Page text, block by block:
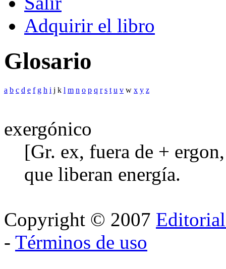
Adquirir el libro
Glosario
a b c d e f g h i j k l m n o p q r s t u v w x y z
exergónico
[Gr. ex, fuera de +
que liberan energía.
Copyright © 2007
- Términos de uso